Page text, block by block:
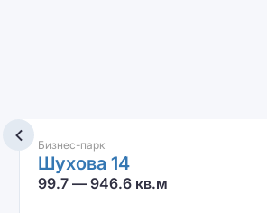
Бизнес-парк
Шухова 14
99.7 — 946.6 кв.м